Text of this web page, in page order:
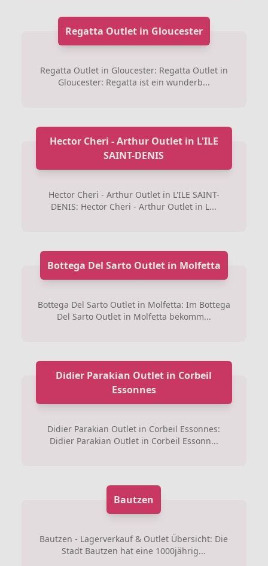
Regatta Outlet in Gloucester
Regatta Outlet in Gloucester: Regatta Outlet in
Gloucester: Regatta ist ein wunderb...
Hector Cheri - Arthur Outlet in L'ILE
SAINT-DENIS
Hector Cheri - Arthur Outlet in L'ILE SAINT-
DENIS: Hector Cheri - Arthur Outlet in L...
Bottega Del Sarto Outlet in Molfetta
Bottega Del Sarto Outlet in Molfetta: Im Bottega
Del Sarto Outlet in Molfetta bekomm...
Didier Parakian Outlet in Corbeil
Essonnes
Didier Parakian Outlet in Corbeil Essonnes:
Didier Parakian Outlet in Corbeil Essonn...
Bautzen
Bautzen - Lagerverkauf & Outlet Übersicht: Die
Stadt Bautzen hat eine 1000jährig...